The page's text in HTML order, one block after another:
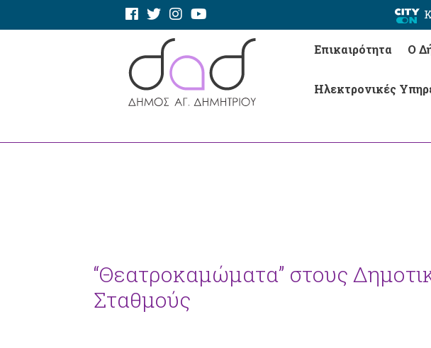
Επικαιρότητα Ο
Ηλεκτρονικές
“Θεατροκαμώματα” στους
Σταθμούς